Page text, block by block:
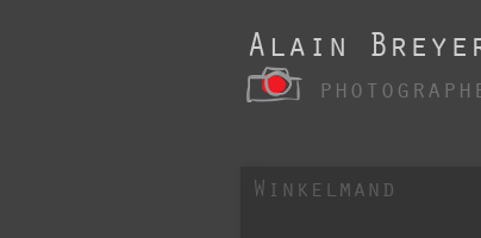
Alain
Winkelmand